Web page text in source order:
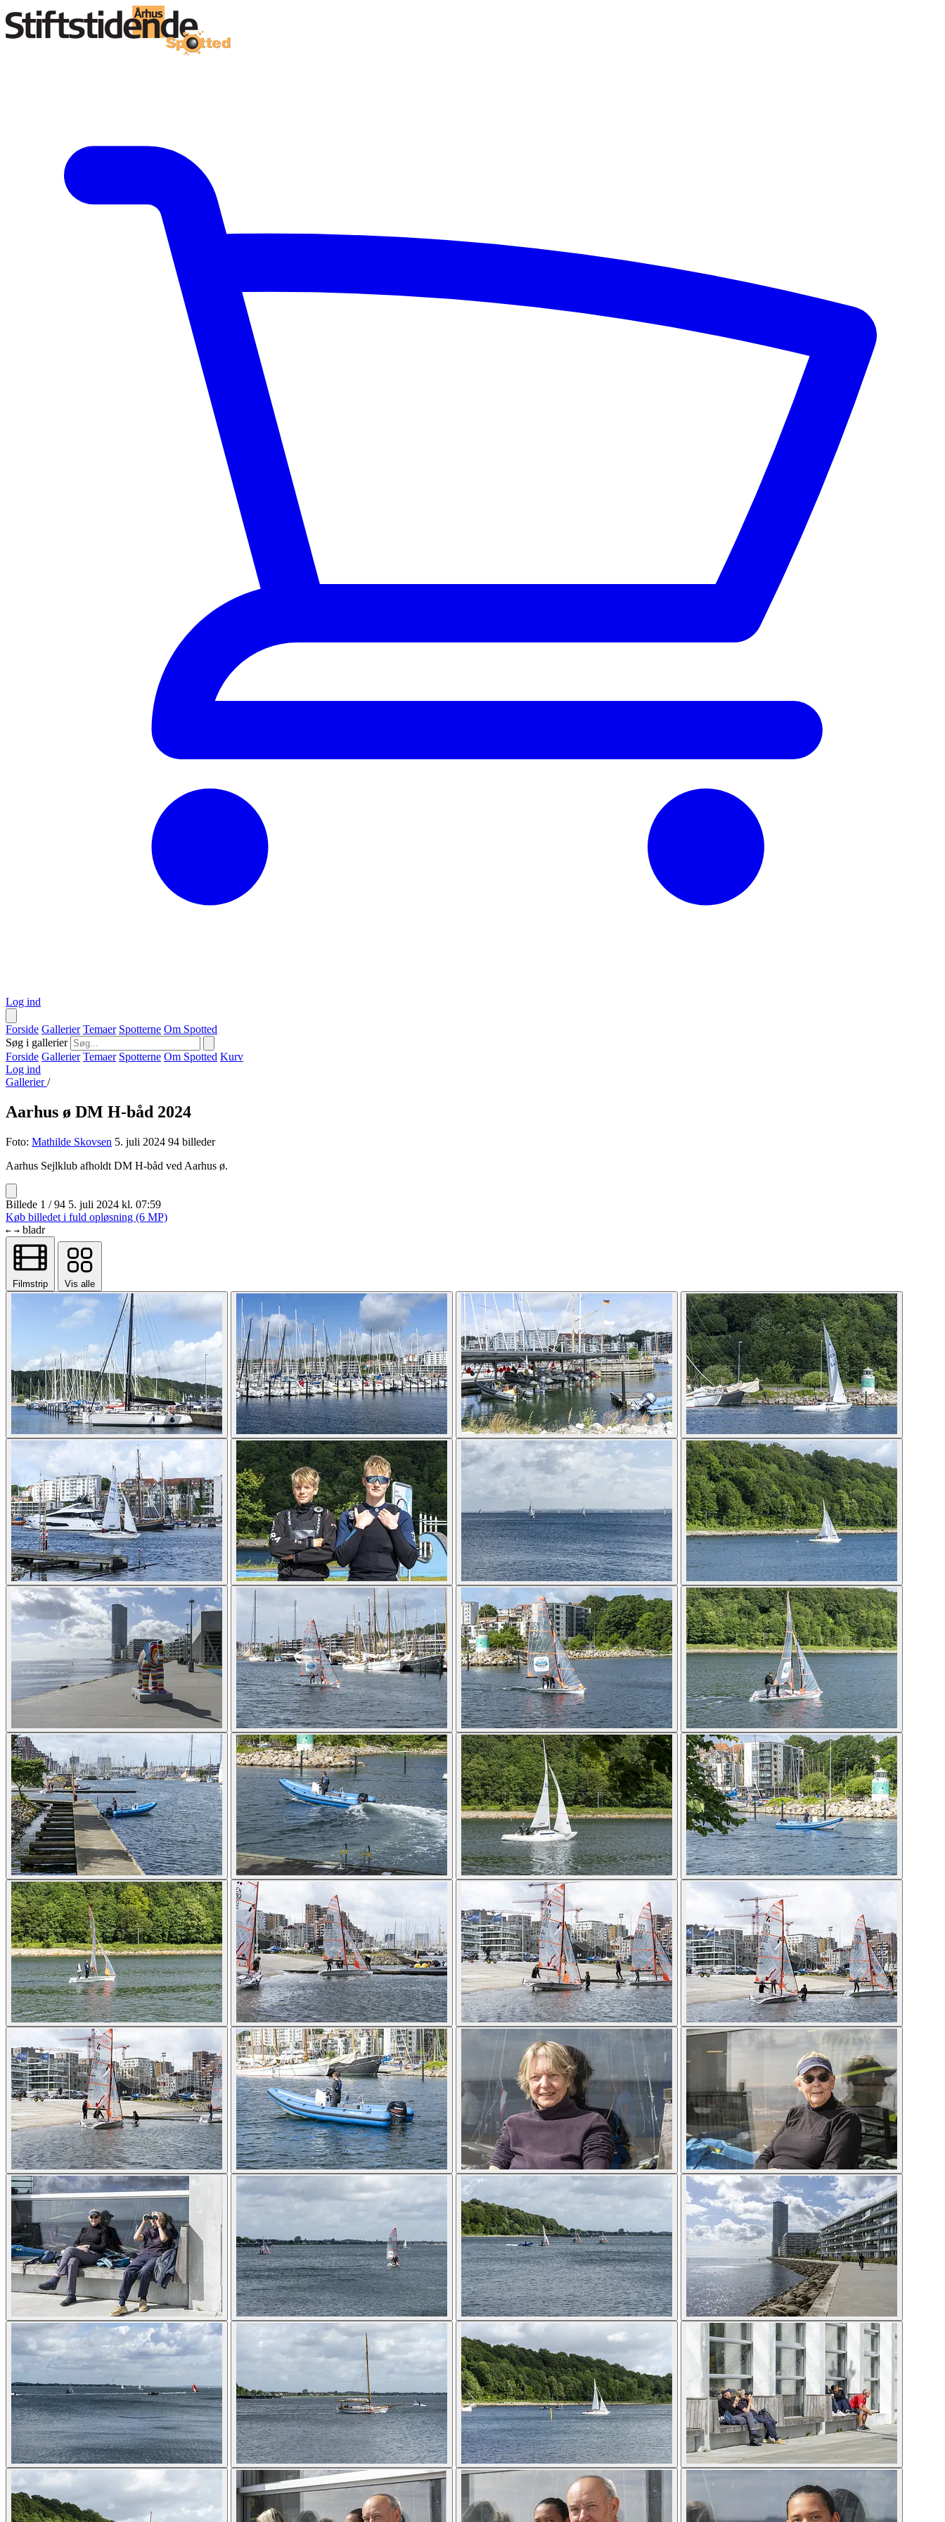
Log ind
Forside Gallerier Temaer Spotterne Om Spotted
Søg i gallerier
Forside Gallerier Temaer Spotterne Om Spotted Kurv
Log ind
Gallerier/
Aarhus ø DM H-båd 2024
Foto: Mathilde Skovsen 5. juli 2024 94 billeder
Aarhus Sejlklub afholdt DM H-båd ved Aarhus ø.
Billede 1 / 94 5. juli 2024 kl. 07:59
Køb billedet i fuld opløsning (6 MP)
← → bladr
Filmstrip Vis alle